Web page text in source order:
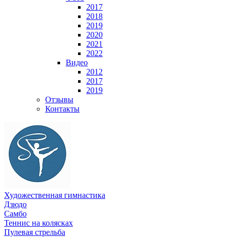
2017
2018
2019
2020
2021
2022
Видео
2012
2017
2019
Отзывы
Контакты
Художественная гимнастика
Дзюдо
Самбо
Теннис на колясках
Пулевая стрельба